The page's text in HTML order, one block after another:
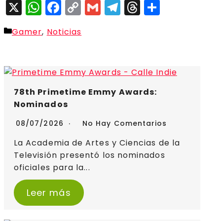
X WhatsApp
Facebook
Copy
Link
Gmail
Telegram
Threads
Categorías
Gamer, Noticias
78th Primetime Emmy Awards:
Nominados
08/07/2026 No Hay Comentarios
La Academia de Artes y Ciencias de la
Televisión presentó los nominados
oficiales para la...
Leer más